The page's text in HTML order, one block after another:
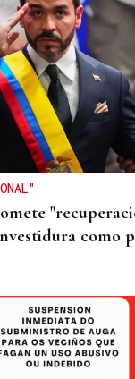
plazas para
como